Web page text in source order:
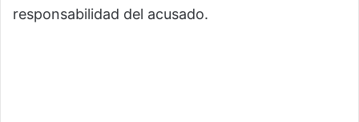
responsabilidad del acusado.